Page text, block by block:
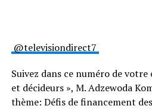
@televisiondirect7
Suivez dans ce numéro de
et décideurs », M. Adzewoda
thème: Défis de financement